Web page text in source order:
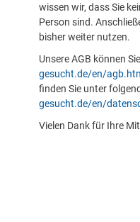
wissen wir, dass Sie
Person sind.
bisher weiter nutzen.
Unsere AGB können
gesucht.de/en/
finden Sie unter
gesucht.de/en/
Vielen Dank für Ihre